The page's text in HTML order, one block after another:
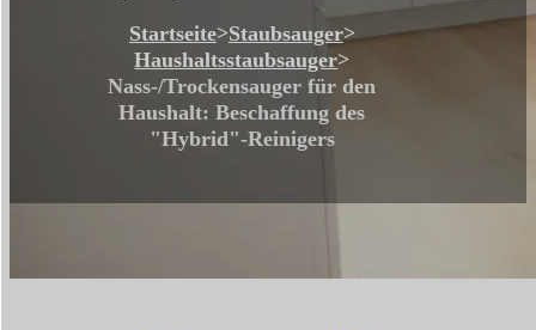
Startseite>Staubsauger>
Haushaltsstaubsauger>
Nass-/Trockensauger für den
Haushalt: Beschaffung des
"Hybrid"-Reinigers